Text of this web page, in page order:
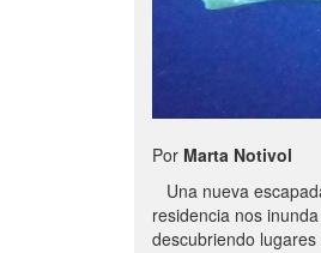
Por Marta Notivol
Una nueva
residencia nos
descubriendo